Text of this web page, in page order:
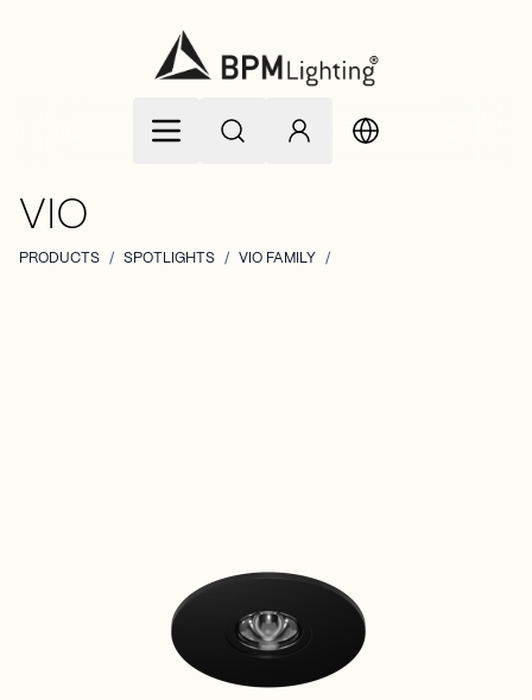
VIO
PRODUCTS / SPOTLIGHTS / VIO FAMILY /